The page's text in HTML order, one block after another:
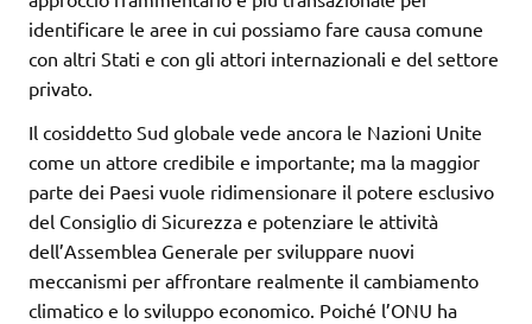
identificare le aree in cui possiamo fare causa comune
con altri Stati e con gli attori internazionali e del settore
privato.
Il cosiddetto Sud globale vede ancora le Nazioni Unite
come un attore credibile e importante; ma la maggior
parte dei Paesi vuole ridimensionare il potere esclusivo
del Consiglio di Sicurezza e potenziare le attività
dell’Assemblea Generale per sviluppare nuovi
meccanismi per affrontare realmente il cambiamento
climatico e lo sviluppo economico. Poiché l’ONU ha